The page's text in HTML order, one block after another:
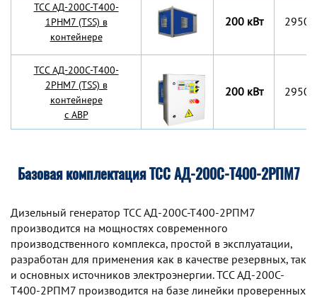
TCC АД-200С-Т400-
1РНМ7 (TSS) в
контейнере
200 кВт
TCC АД-200С-Т400-
2РНМ7 (TSS) в
контейнере
с АВР
200 кВт
Базовая комплектация ТСС АД-200С-Т400-2РПМ7
Дизельный генератор TCC АД-200С-Т400-2РПМ7
производится на мощностях современного
производственного комплекса, простой в эксплуатации,
разработан для применения как в качестве резервных, так
и основных источников электроэнергии. TCC АД-200С-
Т400-2РПМ7 производится на базе линейки проверенных